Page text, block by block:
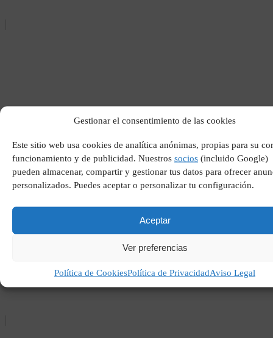
Gestionar el consentimiento de las cookies
Este sitio web usa cookies de analítica anónimas, propias para su
funcionamiento y de publicidad. Nuestros socios (incluido Google)
pueden almacenar, compartir y gestionar tus datos para ofrecer
personalizados. Puedes aceptar o personalizar tu configuración.
Aceptar
Ver preferencias
Política de CookiesPolítica de PrivacidadAviso Legal
Todo el mundo lo tiene
Modificacion del codigo